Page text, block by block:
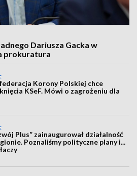
Dariusza Gacka w
prokuratura
Korony Polskiej chce
KSeF. Mówi o zagrożeniu dla
Plus” zainaugurował działalność
Poznaliśmy polityczne plany i...